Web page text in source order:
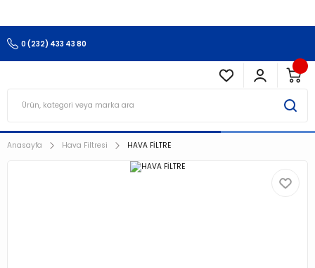
0 (232) 433 43 80
Anasayfa Hava Filtresi HAVA FİLTRE